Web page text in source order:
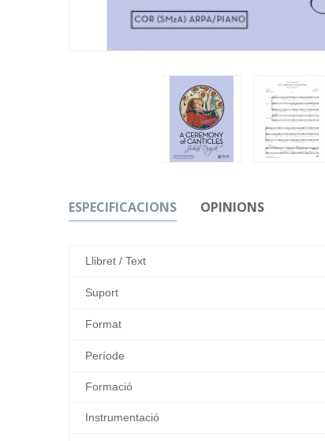
ESPECIFICACIONS OPINIONS
Llibret / Text
Suport
Format
Període
Formació
Instrumentació